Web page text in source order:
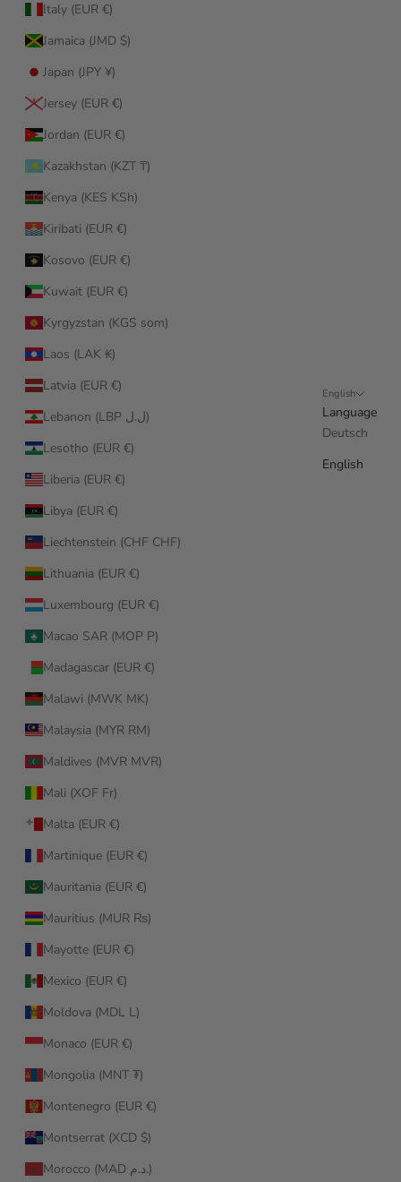
Italy (EUR €)
Jamaica (JMD $)
Japan (JPY ¥)
Jersey (EUR €)
Jordan (EUR €)
Kazakhstan (KZT ₸)
Kenya (KES KSh)
Kiribati (EUR €)
Kosovo (EUR €)
Kuwait (EUR €)
Kyrgyzstan (KGS som)
Laos (LAK ₭)
Latvia (EUR €)
Lebanon (LBP ل.ل)
Lesotho (EUR €)
Liberia (EUR €)
Libya (EUR €)
Liechtenstein (CHF CHF)
Lithuania (EUR €)
Luxembourg (EUR €)
Macao SAR (MOP P)
Madagascar (EUR €)
Malawi (MWK MK)
Malaysia (MYR RM)
Maldives (MVR MVR)
Mali (XOF Fr)
Malta (EUR €)
Martinique (EUR €)
Mauritania (EUR €)
Mauritius (MUR ₨)
Mayotte (EUR €)
Mexico (EUR €)
Moldova (MDL L)
Monaco (EUR €)
Mongolia (MNT ₮)
Montenegro (EUR €)
Montserrat (XCD $)
Morocco (MAD د.م.)
English
Language
Deutsch
English